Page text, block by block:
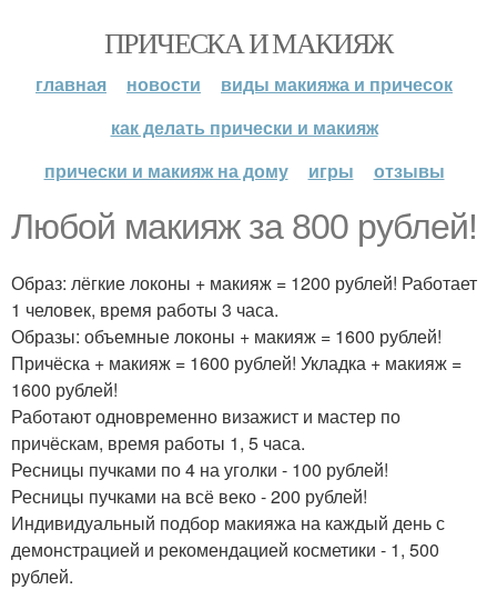
ПРИЧЕСКА И МАКИЯЖ
главная новости
виды макияжа и причесок
как делать прически и макияж
прически и макияж на дому
игры отзывы
Любой макияж за 800 рублей!
Образ: лёгкие локоны + макияж = 1200 рублей! Работает
1 человек, время работы 3 часа.
Образы: объемные локоны + макияж = 1600 рублей!
Причёска + макияж = 1600 рублей! Укладка + макияж =
1600 рублей!
Работают одновременно визажист и мастер по
причёскам, время работы 1, 5 часа.
Ресницы пучками по 4 на уголки - 100 рублей!
Ресницы пучками на всё веко - 200 рублей!
Индивидуальный подбор макияжа на каждый день с
демонстрацией и рекомендацией косметики - 1, 500
рублей.